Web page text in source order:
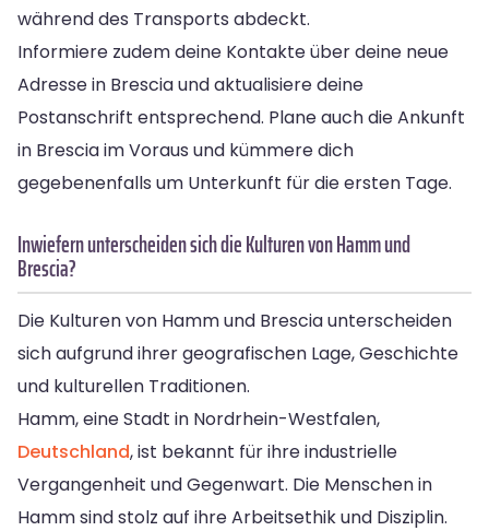
während des Transports abdeckt.
Informiere zudem deine Kontakte über deine neue
Adresse in Brescia und aktualisiere deine
Postanschrift entsprechend. Plane auch die Ankunft
in Brescia im Voraus und kümmere dich
gegebenenfalls um Unterkunft für die ersten Tage.
Inwiefern unterscheiden sich die Kulturen von Hamm und
Brescia?
Die Kulturen von Hamm und Brescia unterscheiden
sich aufgrund ihrer geografischen Lage, Geschichte
und kulturellen Traditionen.
Hamm, eine Stadt in Nordrhein-Westfalen,
Deutschland, ist bekannt für ihre industrielle
Vergangenheit und Gegenwart. Die Menschen in
Hamm sind stolz auf ihre Arbeitsethik und Disziplin.